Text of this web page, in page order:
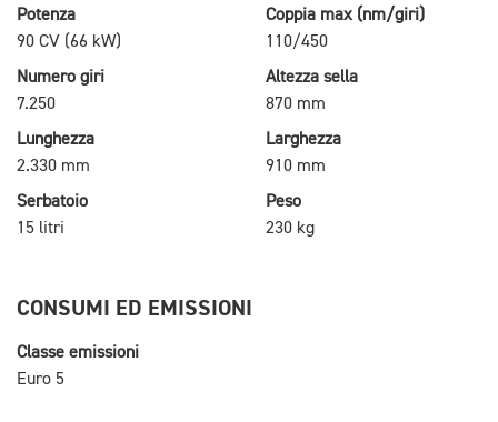
Potenza
90 CV (66 kW)
Coppia max (nm/giri)
110/450
Numero giri
7.250
Altezza sella
870 mm
Lunghezza
2.330 mm
Larghezza
910 mm
Serbatoio
15 litri
Peso
230 kg
CONSUMI ED EMISSIONI
Classe emissioni
Euro 5